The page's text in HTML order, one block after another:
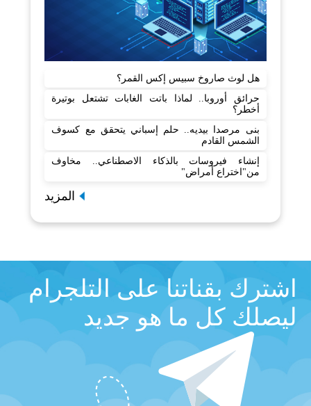
هل لوث صاروخ سبيس إكس القمر؟
حرائق أوروبا.. لماذا باتت الغابات تشتعل بوتيرة
أخطر؟
بنى مرصدا بيديه.. حلم إسباني يتحقق مع كسوف
الشمس القادم
إنشاء فيروسات بالذكاء الاصطناعي.. مخاوف
من"اختراع أمراض"
المزيد
اشترك بقناتنا على التلجرام
ليصلك كل ما هو جديد